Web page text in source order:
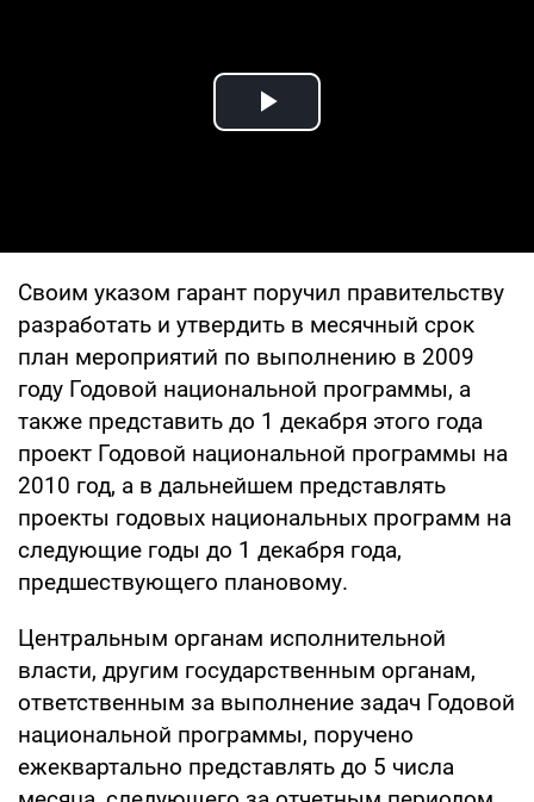
Play Video
Своим указом гарант поручил правительству
разработать и утвердить в месячный срок
план мероприятий по выполнению в 2009
году Годовой национальной программы, а
также представить до 1 декабря этого года
проект Годовой национальной программы на
2010 год, а в дальнейшем представлять
проекты годовых национальных программ на
следующие годы до 1 декабря года,
предшествующего плановому.
Центральным органам исполнительной
власти, другим государственным органам,
ответственным за выполнение задач Годовой
национальной программы, поручено
ежеквартально представлять до 5 числа